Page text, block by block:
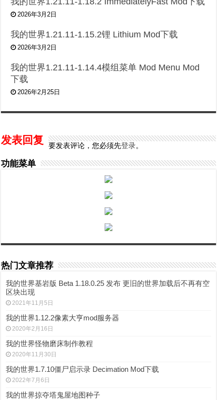
2026年3月2日
我的世界1.21.11-1.15.2锂 Lithium Mod下载
2026年3月2日
我的世界1.21.11-1.14.4模组菜单 Mod Menu Mod
下载
2026年2月25日
发表回复 要发表评论，您必须先登录。
功能菜单
热门文章推荐
我的世界基岩版 Beta 1.18.0.25 发布 更旧的世界加载后不再有空
区块出现
2021年11月5日
我的世界1.12.2像素大亨mod服务器
2020年2月16日
我的世界怪物磨床制作教程
2020年11月30日
我的世界1.7.10僵尸启示录 Decimation Mod下载
2022年7月6日
我的世界掠夺塔鬼屋地图种子